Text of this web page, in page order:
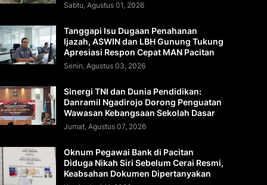
Sabtu, Agustus 01, 2026
Tanggapi Isu Dugaan Penahanan
Ijazah, ASWIN dan LBH Gunung Tukung
Apresiasi Respon Cepat MAN Pacitan
Senin, Agustus 03, 2026
Sinergi TNI dan Dunia Pendidikan:
Danramil Ngadirojo Dorong Penguatan
Wawasan Kebangsaan Sekolah Dasar
Jumat, Agustus 07, 2026
Oknum Pegawai Bank di Pacitan
Diduga Nikah Siri Sebelum Cerai Resmi,
Keabsahan Dokumen Dipertanyakan